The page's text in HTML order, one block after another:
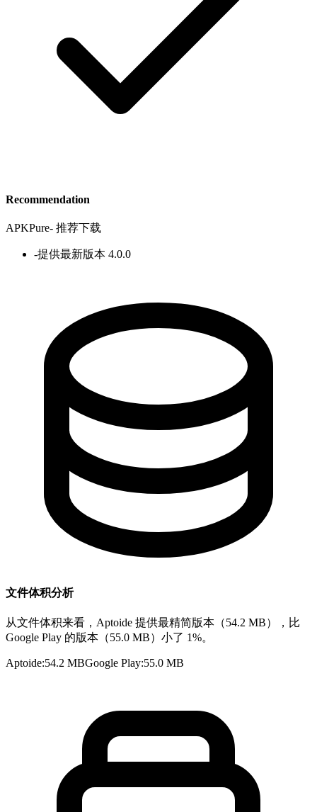
Recommendation
APKPure- 推荐下载
-提供最新版本 4.0.0
文件体积分析
从文件体积来看，Aptoide 提供最精简版本（54.2 MB），比
Google Play 的版本（55.0 MB）小了 1%。
Aptoide:54.2 MBGoogle Play:55.0 MB